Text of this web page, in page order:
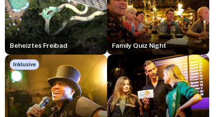
Beheiztes Freibad Family Quiz Night
Inklusive